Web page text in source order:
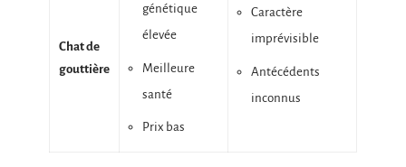
Chat de
gouttière
génétique
élevée
Meilleure
santé
Prix bas
Caractère
imprévisible
Antécédents
inconnus